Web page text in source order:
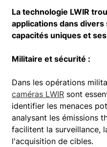
La technologie LWIR
applications dans
capacités uniques et
Militaire et sécurité :
Dans les opérations
caméras LWIR sont
identifier les menaces
analysant les émissions
facilitent la surveillance,
l'acquisition de cibles.